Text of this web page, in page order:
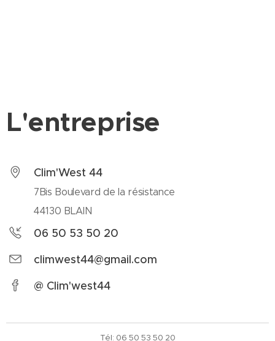
L'entreprise
Clim'West 44
7Bis Boulevard de la résistance
44130 BLAIN
06 50 53 50 20
climwest44@gmail.com
@ Clim'west44
Tél: 06 50 53 50 20